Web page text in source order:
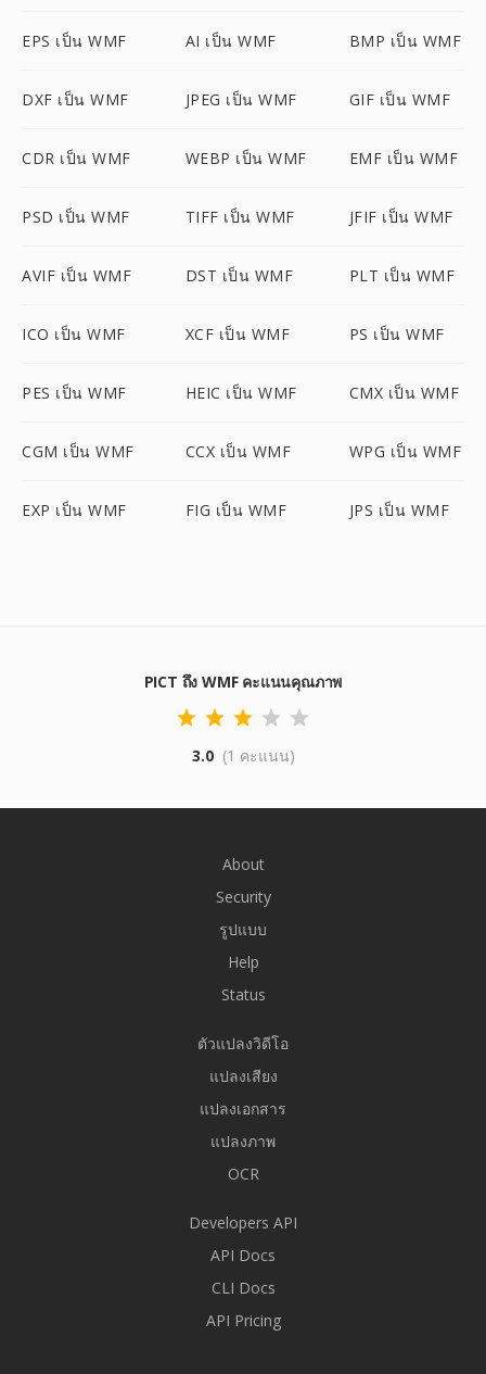
EPS เป็น WMF AI เป็น WMF BMP เป็น WMF
DXF เป็น WMF JPEG เป็น WMF GIF เป็น WMF
CDR เป็น WMF WEBP เป็น WMF EMF เป็น WMF
PSD เป็น WMF TIFF เป็น WMF JFIF เป็น WMF
AVIF เป็น WMF DST เป็น WMF PLT เป็น WMF
ICO เป็น WMF XCF เป็น WMF PS เป็น WMF
PES เป็น WMF HEIC เป็น WMF CMX เป็น WMF
CGM เป็น WMF CCX เป็น WMF WPG เป็น WMF
EXP เป็น WMF FIG เป็น WMF JPS เป็น WMF
PICT ถึง WMF คะแนนคุณภาพ
3.0 (1 คะแนน)
About
Security
รูปแบบ
Help
Status
ตัวแปลงวิดีโอ
แปลงเสียง
แปลงเอกสาร
แปลงภาพ
OCR
Developers API
API Docs
CLI Docs
API Pricing